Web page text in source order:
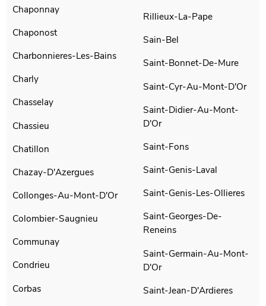
Chaponnay
Chaponost
Charbonnieres-Les-Bains
Charly
Chasselay
Chassieu
Chatillon
Chazay-D'Azergues
Collonges-Au-Mont-D'Or
Colombier-Saugnieu
Communay
Condrieu
Corbas
Rillieux-La-Pape
Sain-Bel
Saint-Bonnet-De-Mure
Saint-Cyr-Au-Mont-D'Or
Saint-Didier-Au-Mont-
D'Or
Saint-Fons
Saint-Genis-Laval
Saint-Genis-Les-Ollieres
Saint-Georges-De-
Reneins
Saint-Germain-Au-Mont-
D'Or
Saint-Jean-D'Ardieres